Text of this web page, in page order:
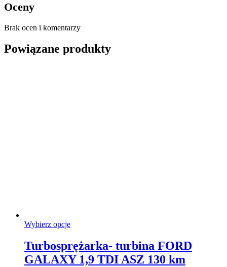
Oceny
Brak ocen i komentarzy
Powiązane produkty
Wybierz opcjeTen
wiele
wariantów.
Turbosprężarka- turbina FORD
GALAXY 1,9 TDI ASZ 130 km